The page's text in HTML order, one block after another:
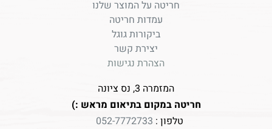
חריטה על המוצר שלנו
עמדות חריטה
ביקורות גוגל
יצירת קשר
הצהרת נגישות
המזמרה 3, נס ציונה
חריטה במקום בתיאום מראש :)
טלפון : 052-7772733